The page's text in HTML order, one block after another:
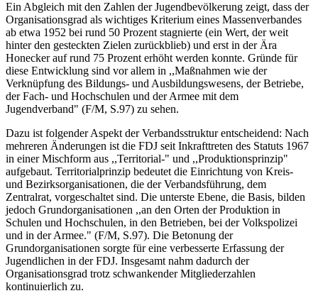
Ein Abgleich mit den Zahlen der Jugendbevölkerung zeigt, dass der
Organisationsgrad als wichtiges Kriterium eines Massenverbandes
ab etwa 1952 bei rund 50 Prozent stagnierte (ein Wert, der weit
hinter den gesteckten Zielen zurückblieb) und erst in der Ära
Honecker auf rund 75 Prozent erhöht werden konnte. Gründe für
diese Entwicklung sind vor allem in ,,Maßnahmen wie der
Verknüpfung des Bildungs- und Ausbildungswesens, der Betriebe,
der Fach- und Hochschulen und der Armee mit dem
Jugendverband" (F/M, S.97) zu sehen.
Dazu ist folgender Aspekt der Verbandsstruktur entscheidend: Nach
mehreren Änderungen ist die FDJ seit Inkrafttreten des Statuts 1967
in einer Mischform aus ,,Territorial-" und ,,Produktionsprinzip"
aufgebaut. Territorialprinzip bedeutet die Einrichtung von Kreis-
und Bezirksorganisationen, die der Verbandsführung, dem
Zentralrat, vorgeschaltet sind. Die unterste Ebene, die Basis, bilden
jedoch Grundorganisationen ,,an den Orten der Produktion in
Schulen und Hochschulen, in den Betrieben, bei der Volkspolizei
und in der Armee." (F/M, S.97). Die Betonung der
Grundorganisationen sorgte für eine verbesserte Erfassung der
Jugendlichen in der FDJ. Insgesamt nahm dadurch der
Organisationsgrad trotz schwankender Mitgliederzahlen
kontinuierlich zu.